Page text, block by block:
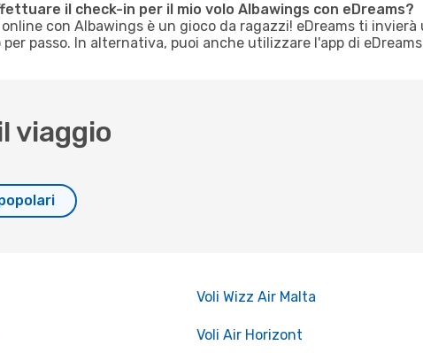
il check-in per il mio volo Albawings con eDreams?
con Albawings è un gioco da ragazzi! eDreams ti
passo. In alternativa, puoi anche utilizzare l'app di
viaggio
Voli Wizz Air Malta
Voli Air Horizont